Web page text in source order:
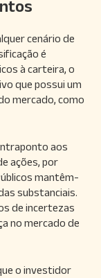
cenário de
é
à carteira, o
que possui um
mercado, como
aos
ações, por
mantêm-
substanciais.
de incertezas
no mercado de
o investidor